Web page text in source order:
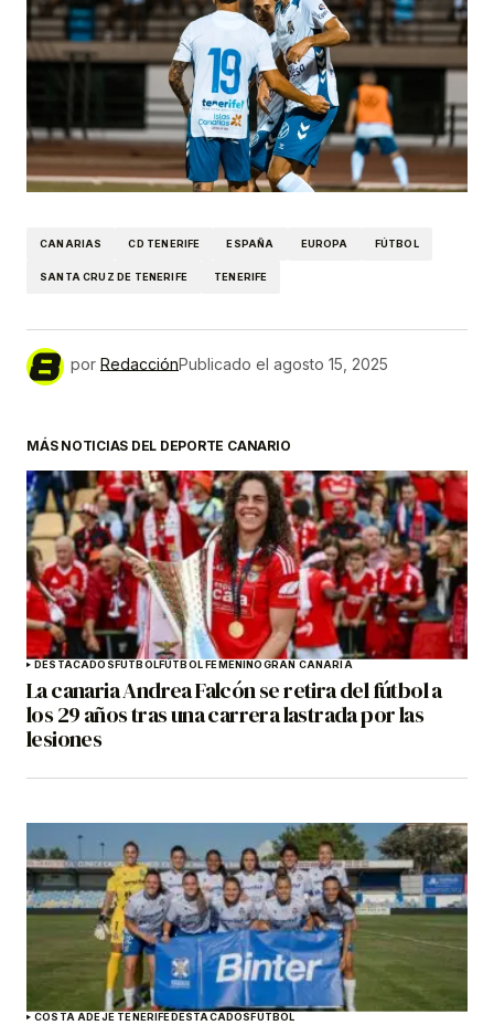
CANARIAS CD TENERIFE ESPAÑA EUROPA FÚTBOL
SANTA CRUZ DE TENERIFE TENERIFE
por RedacciónPublicado el agosto 15, 2025
MÁS NOTICIAS DEL DEPORTE CANARIO
DESTACADOSFÚTBOLFÚTBOL FEMENINOGRAN CANARIA
La canaria Andrea Falcón se retira del fútbol a
los 29 años tras una carrera lastrada por las
lesiones
COSTA ADEJE TENERIFEDESTACADOSFÚTBOL